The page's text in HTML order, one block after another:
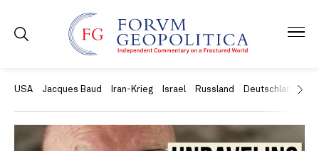
USA Jacques Baud Iran-Krieg Israel Russland Deutschland